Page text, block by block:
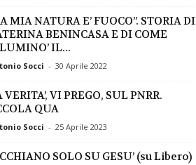
MIA NATURA E’ FUOCO”. STORIA DI
BENINCASA E DI COME
IL...
Socci - 30 Aprile 2022
VERITA’, VI PREGO, SUL PNRR.
QUA
Socci - 25 Aprile 2023
SOLO SU GESU’ (su Libero)